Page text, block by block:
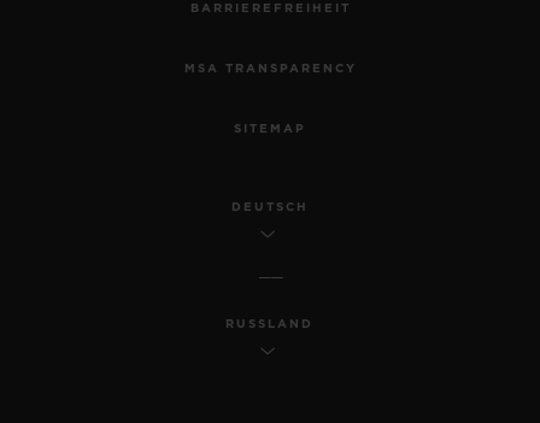
BARRIEREFREIHEIT
MSA TRANSPARENCY
SITEMAP
DEUTSCH
RUSSLAND